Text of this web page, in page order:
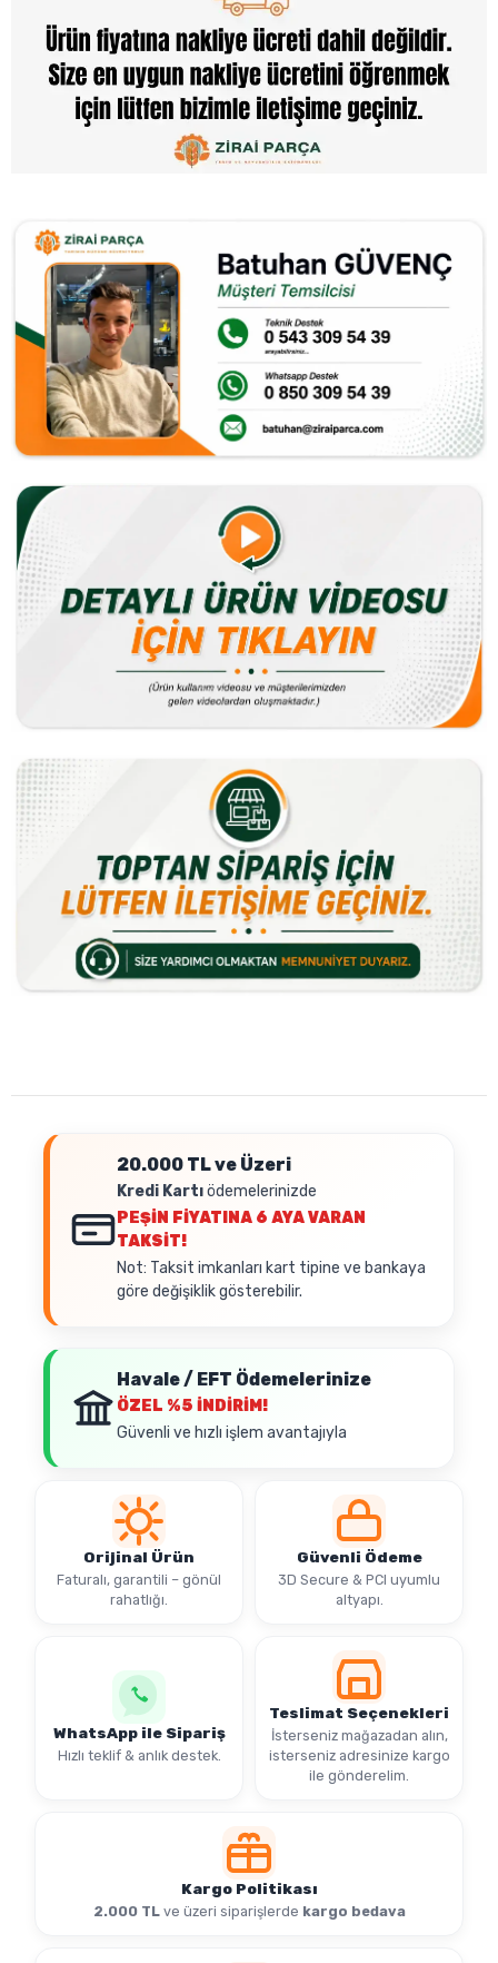
20.000 TL ve Üzeri
Kredi Kartıödemelerinizde
PEŞİN FİYATINA 6 AYA VARAN
TAKSİT!
Not: Taksit imkanları kart tipine ve bankaya
göre değişiklik gösterebilir.
Havale / EFT Ödemelerinize
ÖZEL %5 İNDİRİM!
Güvenli ve hızlı işlem avantajıyla
Orijinal Ürün
Faturalı, garantili – gönül
rahatlığı.
Güvenli Ödeme
3D Secure & PCI uyumlu
altyapı.
WhatsApp ile Sipariş
Hızlı teklif & anlık destek.
Teslimat Seçenekleri
İsterseniz mağazadan alın,
isterseniz adresinize kargo
ile gönderelim.
Kargo Politikası
2.000 TLve üzeri siparişlerde kargo bedava